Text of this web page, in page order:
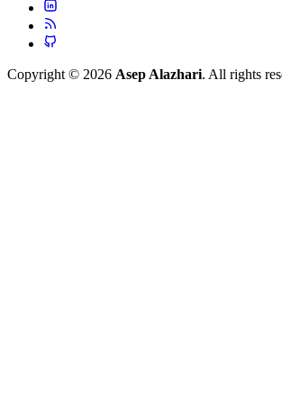
Copyright © 2026 Asep Alazhari. All rights